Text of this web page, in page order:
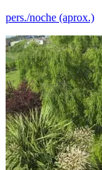
pers./noche (aprox.)